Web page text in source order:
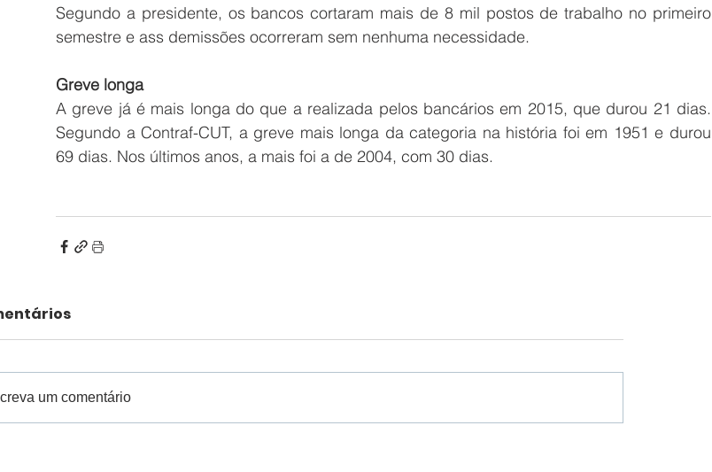
Segundo a presidente, os bancos cortaram mais de 8 mil postos de trabalho no primeiro
semestre e ass demissões ocorreram sem nenhuma necessidade.
Greve longa
A greve já é mais longa do que a realizada pelos bancários em 2015, que durou 21 dias.
Segundo a Contraf-CUT, a greve mais longa da categoria na história foi em 1951 e durou
69 dias. Nos últimos anos, a mais foi a de 2004, com 30 dias.
um comentário